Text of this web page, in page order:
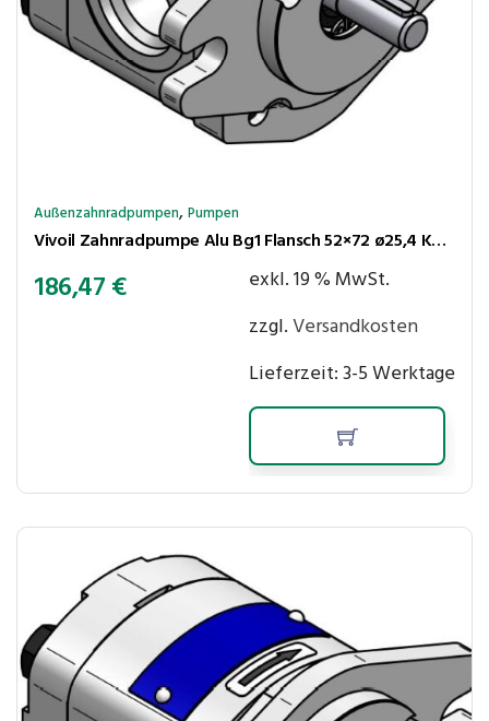
Außenzahnradpumpen,Pumpen
Vivoil Zahnradpumpe Alu Bg1 Flansch 52×72 ø25,4 Kegel 1:8 4,94 cm³/U 250bar rechtsl Anschl LK30-30
186,47€
exkl. 19 % MwSt.
zzgl.Versandkosten
Lieferzeit:3-5 Werktage